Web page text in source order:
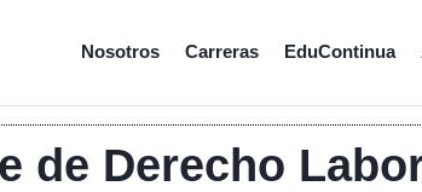
Nosotros Carreras EduContinua
de Derecho